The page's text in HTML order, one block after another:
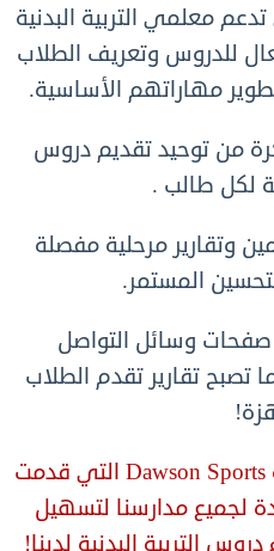
معلمي التربية البدنية
للدروس وتعريف الطلاب
مهاراتهم الأساسية.
من توحيد تقديم دروس
لكل طالب .
وتقارير مرحلية مفصلة
المستمر.
وسائل التواصل
تصبح تقارير تقدم الطلاب
هذه الشراكة المثيرة برعاية Dawson Sports التي قدمت
لجميع مدارسنا لتسهيل
التربية البدنية لدينا!